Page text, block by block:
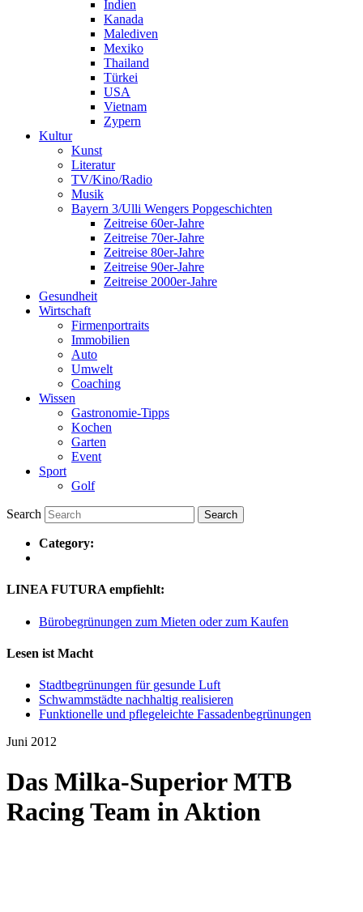
Indien
Kanada
Malediven
Mexiko
Thailand
Türkei
USA
Vietnam
Zypern
Kultur
Kunst
Literatur
TV/Kino/Radio
Musik
Bayern 3/Ulli Wengers Popgeschichten
Zeitreise 60er-Jahre
Zeitreise 70er-Jahre
Zeitreise 80er-Jahre
Zeitreise 90er-Jahre
Zeitreise 2000er-Jahre
Gesundheit
Wirtschaft
Firmenportraits
Immobilien
Auto
Umwelt
Coaching
Wissen
Gastronomie-Tipps
Kochen
Garten
Event
Sport
Golf
Search
Category:
LINEA FUTURA empfiehlt:
Bürobegrünungen zum Mieten oder zum Kaufen
Lesen ist Macht
Stadtbegrünungen für gesunde Luft
Schwammstädte nachhaltig realisieren
Funktionelle und pflegeleichte Fassadenbegrünungen
Juni 2012
Das Milka-Superior MTB
Racing Team in Aktion